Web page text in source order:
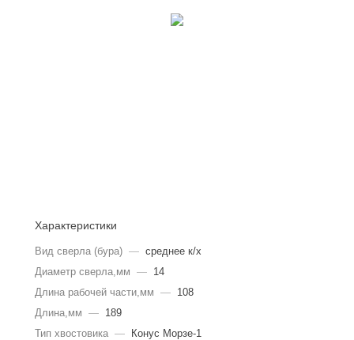
Характеристики
Вид сверла (бура) — среднее к/х
Диаметр сверла,мм — 14
Длина рабочей части,мм — 108
Длина,мм — 189
Тип хвостовика — Конус Морзе-1